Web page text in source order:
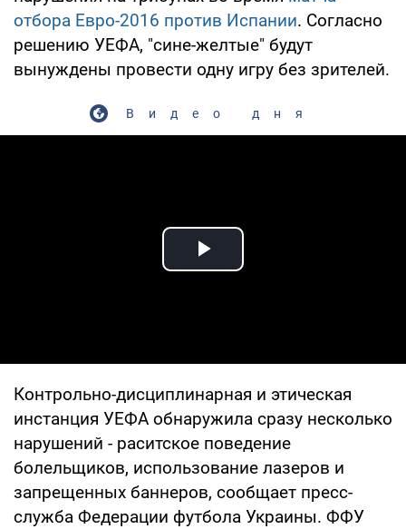
отбора Евро-2016 против Испании. Согласно
решению УЕФА, "сине-желтые" будут
вынуждены провести одну игру без зрителей.
Видео дня
Play Video
Контрольно-дисциплинарная и этическая
инстанция УЕФА обнаружила сразу несколько
нарушений - раситское поведение
болельщиков, использование лазеров и
запрещенных баннеров, сообщает пресс-
служба Федерации футбола Украины. ФФУ